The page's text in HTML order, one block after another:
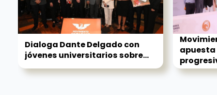
Dialoga Dante Delgado con
jóvenes universitarios sobre...